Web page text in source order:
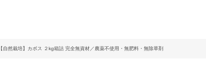
【自然栽培】カボス ２kg箱詰 完全無資材／農薬不使用・無肥料・無除草剤